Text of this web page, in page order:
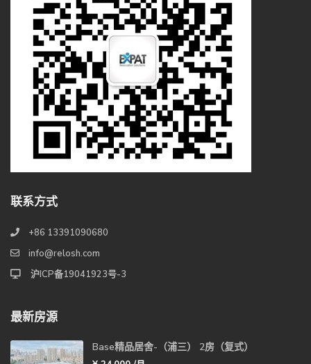
联系方式
+86 13391090680
info@relosh.com
沪ICP备19041923号-3
最新房源
Base精品居舍-（浦三） 2房（复式）